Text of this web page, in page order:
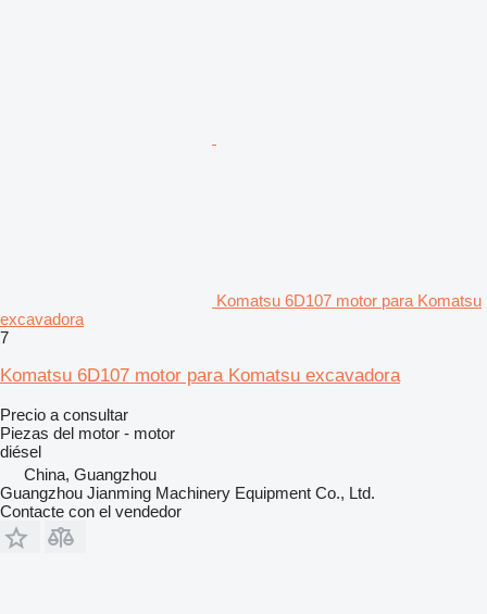
Komatsu 6D107 motor para Komatsu
excavadora
7
Komatsu 6D107 motor para Komatsu excavadora
Precio a consultar
Piezas del motor - motor
diésel
China, Guangzhou
Guangzhou Jianming Machinery Equipment Co., Ltd.
Contacte con el vendedor